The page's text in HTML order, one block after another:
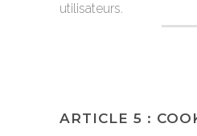
utilisateurs.
ARTICLE 5 :